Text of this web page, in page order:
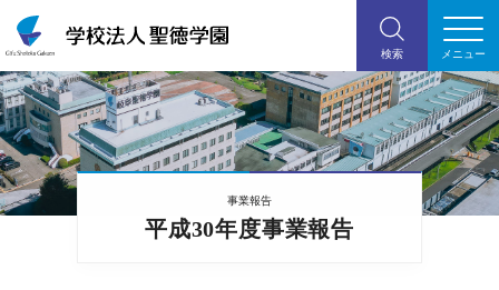
平成30年度事業報告
事業報告